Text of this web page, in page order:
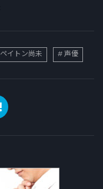
ペイトン尚未 声優